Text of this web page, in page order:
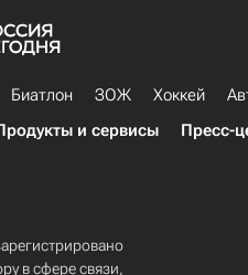
Биатлон ЗОЖ Хоккей
и сервисы Пресс-
в сфере связи,